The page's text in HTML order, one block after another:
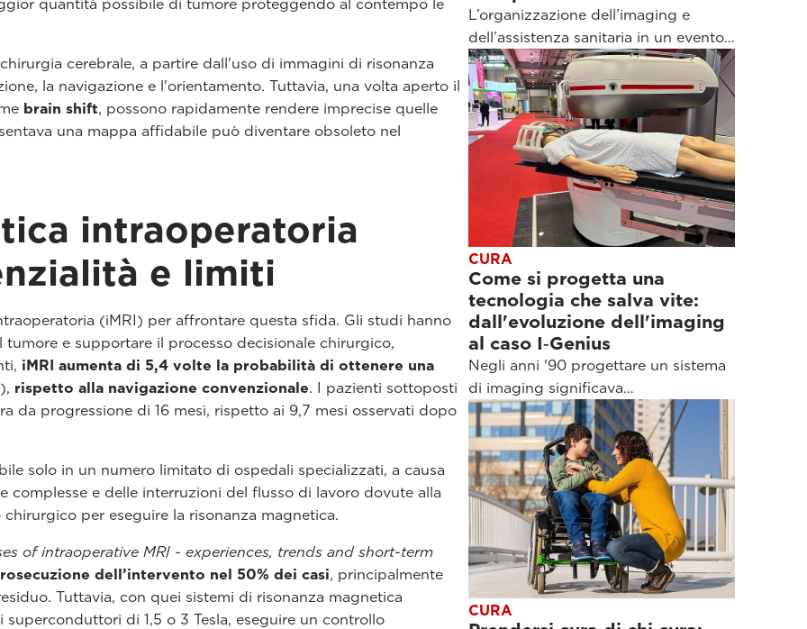
quantità possibile di tumore proteggendo al contempo le
cerebrale, a partire dall'uso di immagini di risonanza
la navigazione e l'orientamento. Tuttavia, una volta aperto il
brain shift, possono rapidamente rendere imprecise quelle
una mappa affidabile può diventare obsoleto nel
intraoperatoria
e limiti
(iMRI) per affrontare questa sfida. Gli studi hanno
e supportare il processo decisionale chirurgico,
iMRI aumenta di 5,4 volte la probabilità di ottenere una
rispetto alla navigazione convenzionale. I pazienti sottoposti
da progressione di 16 mesi, rispetto ai 9,7 mesi osservati dopo
solo in un numero limitato di ospedali specializzati, a causa
e delle interruzioni del flusso di lavoro dovute alla
per eseguire la risonanza magnetica.
of intraoperative MRI - experiences, trends and short-term
dell’intervento nel 50% dei casi, principalmente
Tuttavia, con quei sistemi di risonanza magnetica
di 1,5 o 3 Tesla, eseguire un controllo
L’organizzazione dell’imaging e
dell’assistenza sanitaria in un evento…
CURA
Come si progetta una
tecnologia che salva vite:
dall'evoluzione dell'imaging
al caso I‑Genius
Negli anni '90 progettare un sistema
di imaging significava…
CURA